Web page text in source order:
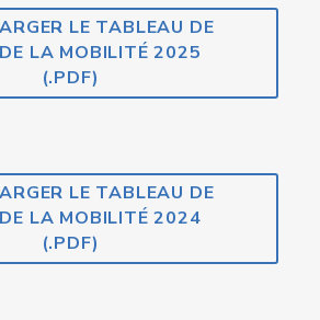
LE TABLEAU DE
LA MOBILITÉ 2025
(.PDF)
LE TABLEAU DE
LA MOBILITÉ 2024
(.PDF)